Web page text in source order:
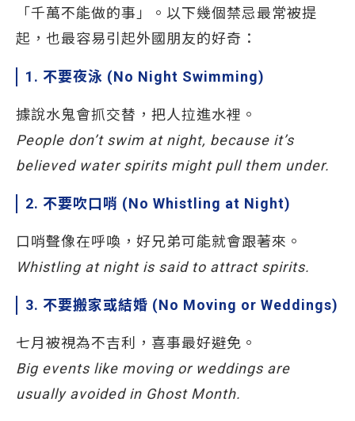
「千萬不能做的事」。以下幾個禁忌最常被提
起，也最容易引起外國朋友的好奇：
1. 不要夜泳 (No Night Swimming)
據說水鬼會抓交替，把人拉進水裡。
People don’t swim at night, because it’s
believed water spirits might pull them under.
2. 不要吹口哨 (No Whistling at Night)
口哨聲像在呼喚，好兄弟可能就會跟著來。
Whistling at night is said to attract spirits.
3. 不要搬家或結婚 (No Moving or Weddings)
七月被視為不吉利，喜事最好避免。
Big events like moving or weddings are
usually avoided in Ghost Month.